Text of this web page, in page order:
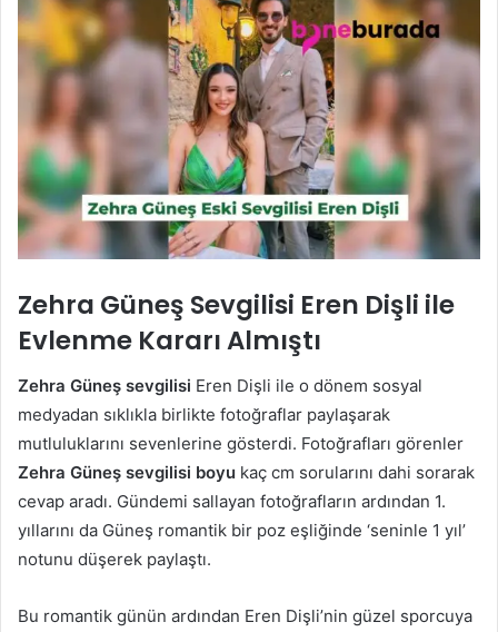
Zehra Güneş Sevgilisi Eren Dişli ile
Evlenme Kararı Almıştı
Zehra Güneş sevgilisi Eren Dişli ile o dönem sosyal
medyadan sıklıkla birlikte fotoğraflar paylaşarak
mutluluklarını sevenlerine gösterdi. Fotoğrafları görenler
Zehra Güneş sevgilisi boyu kaç cm sorularını dahi sorarak
cevap aradı. Gündemi sallayan fotoğrafların ardından 1.
yıllarını da Güneş romantik bir poz eşliğinde ‘seninle 1 yıl’
notunu düşerek paylaştı.
Bu romantik günün ardından Eren Dişli’nin güzel sporcuya